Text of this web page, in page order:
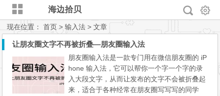
海边拾贝
现在位置：首页 > 输入法 > 文章
让朋友圈文字不再被折叠—朋友圈输入法
朋友圈输入法是一款专门用在微信朋友圈的 iP
hone 输入法，它可以帮你一个字一个字的录
入大段文字，从而让发布的文字不会被折叠起
来，适合于各种经常在朋友圈写写写的同学